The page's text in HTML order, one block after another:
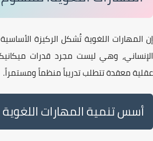
إن المهارات اللغويةتُشكل الركيزة
الإنساني، وهي ليست مجرد قدرات
عقلية معقدةتتطلب تدريباً منظماً ومستمراً.
أسس تنمية المهارات اللغوية